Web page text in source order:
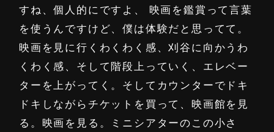
すね、個人的にですよ、 映画を鑑賞って言葉
を使うんですけど、僕は体験だと思ってて。
映画を見に行くわくわく感、刈谷に向かうわ
くわく感、そして階段上っていく、エレベー
ターを上がってく。そしてカウンターでドキ
ドキしながらチケットを買って、映画館を見
る。映画を見る。ミニシアターのこの小さ